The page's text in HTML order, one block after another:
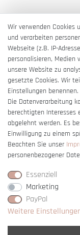
Wir verwenden Cookies
und verarbeiten
Webseite (z.B. IP-
personalisieren,
unsere Website zu
gesetzte Cookies. Wir
Einstellungen benennen.
Die Datenverarbeitung
berechtigten Interesses
abgelehnt werden. Es
Einwilligung zu einem
Beachten Sie unser
personenbezogener
Essenziell
Marketing
PayPal
Weitere